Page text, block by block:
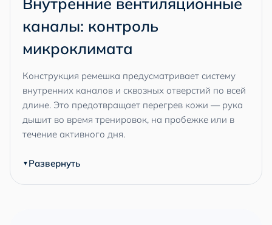
каналы: контроль
микроклимата
Конструкция ремешка предусматривает систему
внутренних каналов и сквозных отверстий по всей
длине. Это предотвращает перегрев кожи — рука
дышит во время тренировок, на пробежке или в
течение активного дня.
Развернуть